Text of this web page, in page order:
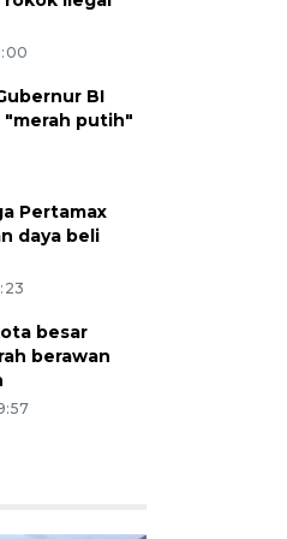
BI
"merah putih"
Pertamax
daya beli
besar
berawan